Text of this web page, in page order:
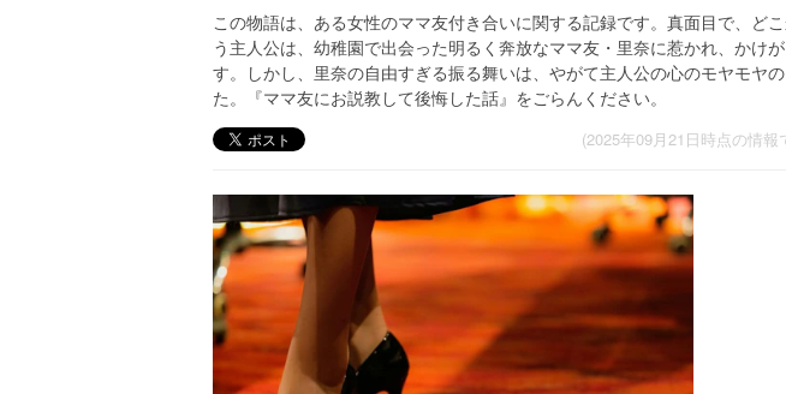
この物語は、ある女性のママ友付き合いに関する記録です。真面目で、ど
う主人公は、幼稚園で出会った明るく奔放なママ友・里奈に惹かれ、かけ
す。しかし、里奈の自由すぎる振る舞いは、やがて主人公の心のモヤモヤ
た。『ママ友にお説教して後悔した話』をごらんください。
(2025年09月21日時点の情報